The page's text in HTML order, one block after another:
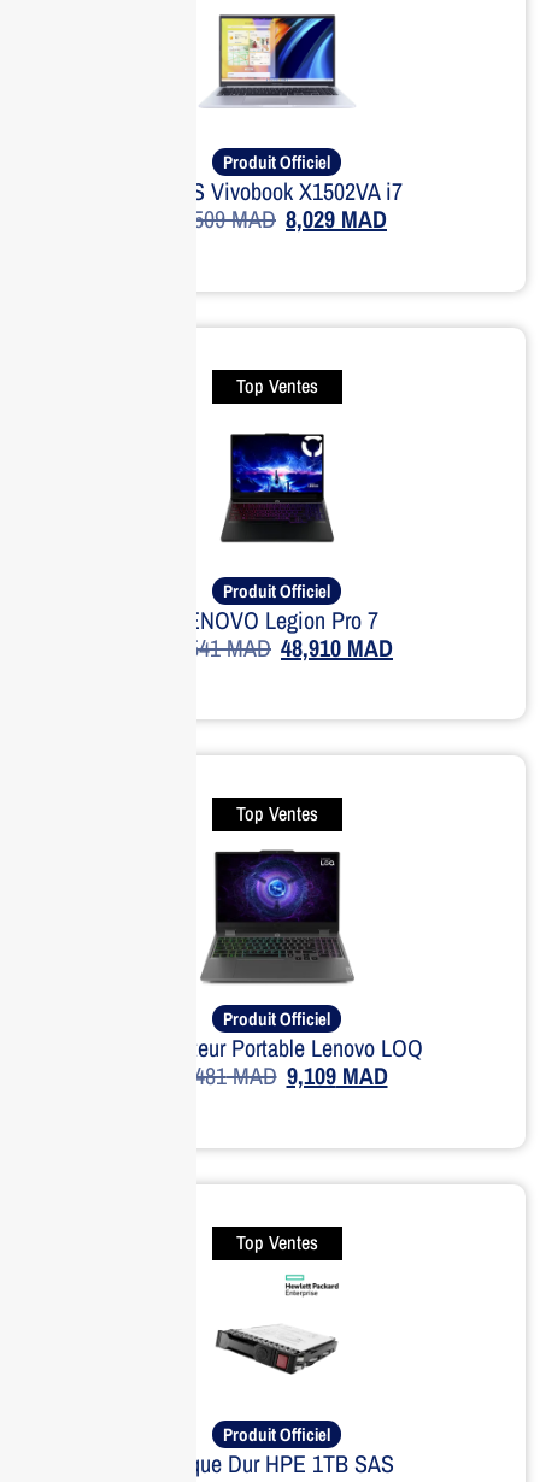
Produit Officiel
ASUS Vivobook X1502VA i7
11,509MAD 8,029 MAD
Top Ventes
Produit Officiel
LENOVO Legion Pro 7
57,541MAD 48,910 MAD
Top Ventes
Produit Officiel
Ordinateur Portable Lenovo LOQ
12,481MAD 9,109MAD
Top Ventes
Produit Officiel
Disque Dur HPE 1TB SAS